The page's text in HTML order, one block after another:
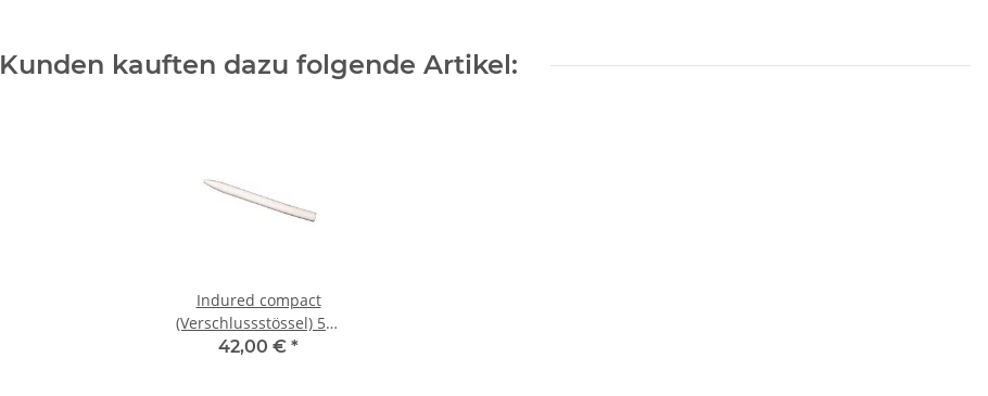
Kunden kauften dazu folgende Artikel:
Indured compact
(Verschlussstössel) 5er
Pack
42,00 € *